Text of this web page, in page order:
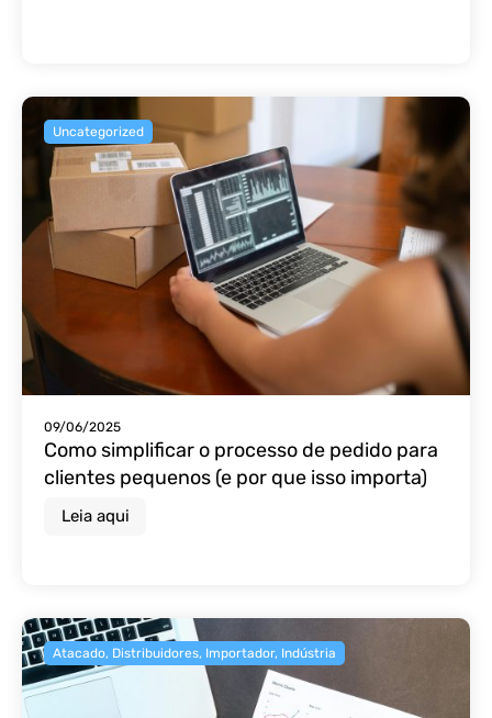
Uncategorized
09/06/2025
Como simplificar o processo de pedido para
clientes pequenos (e por que isso importa)
Leia aqui
Atacado, Distribuidores, Importador, Indústria